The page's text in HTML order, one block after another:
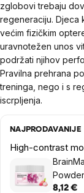
zglobovi trebaju
regeneraciju. Djeca
većim fizičkim
uravnotežen unos
podržati njihov
Pravilna prehrana
treninga, nego i s
iscrpljenja.
NAJPRODAVANIJE
High-contrast
8,12 €